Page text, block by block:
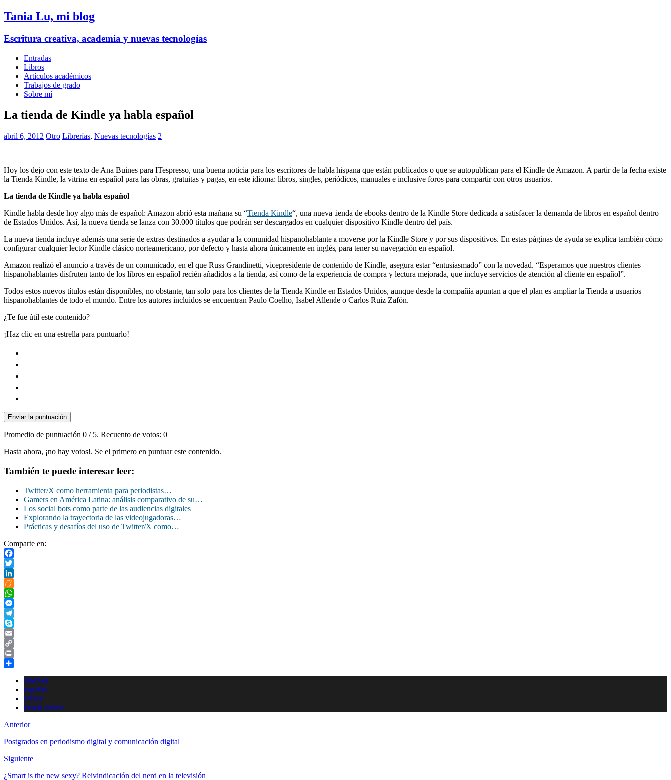
Tania Lu, mi blog
Escritura creativa, academia y nuevas tecnologías
Entradas
Libros
Artículos académicos
Trabajos de grado
Sobre mí
La tienda de Kindle ya habla español
abril 6, 2012 Otro Librerías, Nuevas tecnologías 2
Hoy los dejo con este texto de Ana Buines para ITespresso, una buena noticia para los escritores de habla hispana que están publicados o que se autopublican para el Kindle de Amazon. A partir de la fecha existe
la Tienda Kindle, la vitrina en español para las obras, gratuitas y pagas, en este idioma: libros, singles, periódicos, manuales e inclusive foros para compartir con otros usuarios.
La tienda de Kindle ya habla español
Kindle habla desde hoy algo más de español: Amazon abrió esta mañana su “Tienda Kindle“, una nueva tienda de ebooks dentro de la Kindle Store dedicada a satisfacer la demanda de libros en español dentro
de Estados Unidos. Así, la nueva tienda se lanza con 30.000 títulos que podrán ser descargados en cualquier dispositivo Kindle dentro del país.
La nueva tienda incluye además una serie de extras destinados a ayudar a la comunidad hispanohablante a moverse por la Kindle Store y por sus dispositivos. En estas páginas de ayuda se explica también cómo
configurar cualquier lector Kindle clásico norteamericano, por defecto y hasta ahora únicamente en inglés, para tener su navegación en español.
Amazon realizó el anuncio a través de un comunicado, en el que Russ Grandinetti, vicepresidente de contenido de Kindle, asegura estar “entusiasmado” con la novedad. “Esperamos que nuestros clientes
hispanohablantes disfruten tanto de los libros en español recién añadidos a la tienda, así como de la experiencia de compra y lectura mejorada, que incluye servicios de atención al cliente en español”.
Todos estos nuevos títulos están disponibles, no obstante, tan solo para los clientes de la Tienda Kindle en Estados Unidos, aunque desde la compañía apuntan a que el plan es ampliar la Tienda a usuarios
hispanohablantes de todo el mundo. Entre los autores incluidos se encuentran Paulo Coelho, Isabel Allende o Carlos Ruiz Zafón.
¿Te fue útil este contenido?
¡Haz clic en una estrella para puntuarlo!
Enviar la puntuación
Promedio de puntuación 0 / 5. Recuento de votos: 0
Hasta ahora, ¡no hay votos!. Se el primero en puntuar este contenido.
También te puede interesar leer:
Twitter/X como herramienta para periodistas…
Gamers en América Latina: análisis comparativo de su…
Los social bots como parte de las audiencias digitales
Explorando la trayectoria de las videojugadoras…
Prácticas y desafíos del uso de Twitter/X como…
Comparte en:
Facebook
Twitter
LinkedIn
Meneame
WhatsApp
Messenger
Telegram
Skype
Email
Copy
Link
Print
amazon
español
kindle
tienda kindle
Anterior
Postgrados en periodismo digital y comunicación digital
Siguiente
¿Smart is the new sexy? Reivindicación del nerd en la televisión